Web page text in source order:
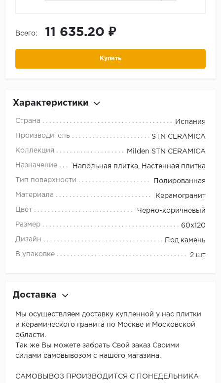
Всего: 11 635.20 ₽
Купить
Характеристики
Страна Испания
Производитель STN CERAMICA
Коллекция Milden STN CERAMICA
Назначение Напольная плитка, Настенная плитка
Тип поверхности Полированная
Материала Керамогранит
Цвет Черно-коричневый
Размер 60x120
Дизайн Под камень
В упаковке 2 шт
Доставка
Мы осуществляем доставку купленной у нас плитки
и керамического гранита по Москве и Московской
области.
Так же Вы можете забрать Свой заказ Своими
силами самовывозом с нашего магазина.
САМОВЫВОЗ ПРОИЗВОДИТСЯ С ПОНЕДЕЛЬНИКА